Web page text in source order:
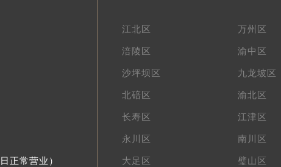
正常营业）
江北区 万州区
涪陵区 渝中区
沙坪坝区 九龙坡区
北碚区 渝北区
长寿区 江津区
永川区 南川区
大足区 璧山区